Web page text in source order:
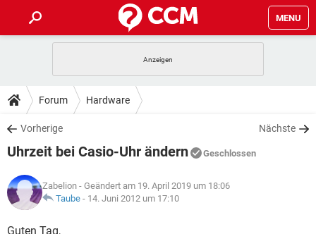
MENU
ANDROID
WINDOWS 10
WHATSAPP TIKTOK
FACEBOOK
TIPPS & TRICKS
SPIELE
WHATSAPP TIKTOK
FACEBOOK
DOWNLOADS
SPIELE STREAMING
ANDROID
WINDOWS 10 INSTAGRAM
WHATSAPP
SPIELE STREAMING
ANDROID
LEXIKON
SPIELE
Forum Hardware
Vorherige Nächste
Uhrzeit bei Casio-Uhr ändern Geschlossen
Zabelion - Geändert am 19. April 2019 um 18:06
Taube - 14. Juni 2012 um 17:10
Guten Tag,